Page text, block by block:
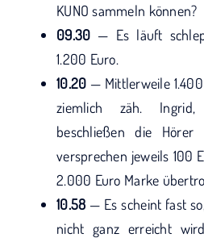
KUNO sammeln können?
09.30 — Es läuft
1.200 Euro.
10.20 — Mittlerweile
ziemlich zäh.
beschließen die
versprechen jeweils 100
2.000 Euro Marke
10.58 — Es scheint fast
nicht ganz erreicht